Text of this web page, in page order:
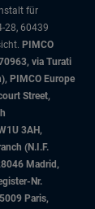
für
28, 60439
PIMCO
via Turati
PIMCO Europe
Street,
3AH,
(N.I.F.
Madrid,
Nr.
Paris,